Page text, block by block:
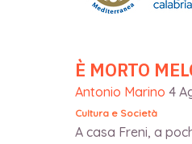
È MORTO
Antonio Marino 4
Cultura e Società
A casa Freni, a